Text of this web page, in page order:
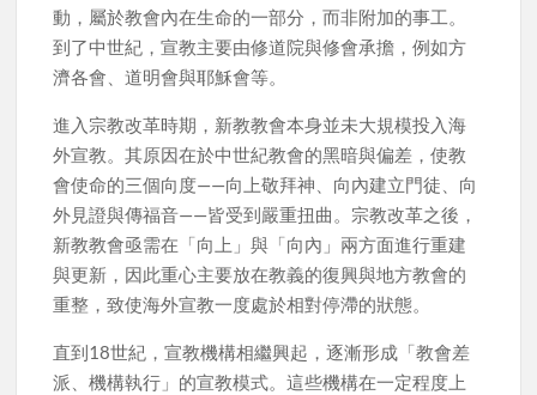
動，屬於教會內在生命的一部分，而非附加的事工。
到了中世紀，宣教主要由修道院與修會承擔，例如方
濟各會、道明會與耶穌會等。
進入宗教改革時期，新教教會本身並未大規模投入海
外宣教。其原因在於中世紀教會的黑暗與偏差，使教
會使命的三個向度——向上敬拜神、向內建立門徒、向
外見證與傳福音——皆受到嚴重扭曲。宗教改革之後，
新教教會亟需在「向上」與「向內」兩方面進行重建
與更新，因此重心主要放在教義的復興與地方教會的
重整，致使海外宣教一度處於相對停滯的狀態。
直到18世紀，宣教機構相繼興起，逐漸形成「教會差
派、機構執行」的宣教模式。這些機構在一定程度上